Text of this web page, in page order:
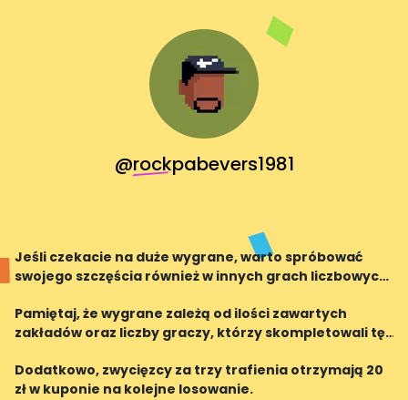
@rockpabevers1981
Jeśli czekacie na duże wygrane, warto spróbować
swojego szczęścia również w innych grach liczbowych,
Pamiętaj, że wygrane zależą od ilości zawartych
zakładów oraz liczby graczy, którzy skompletowali tę
większa wygrana dla Ciebie!
Dodatkowo, zwycięzcy za trzy trafienia otrzymają 20
zł w kuponie na kolejne losowanie.